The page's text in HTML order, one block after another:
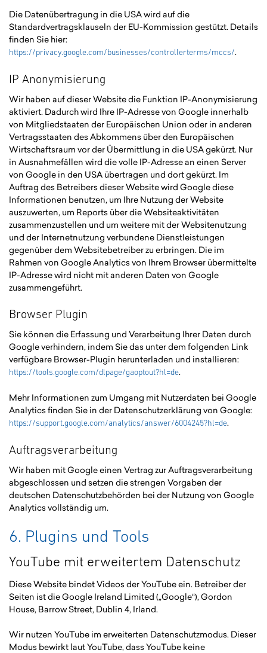
Die Datenübertragung in die USA wird auf die
Standardvertragsklauseln der EU-Kommission gestützt. Details
finden Sie hier:
https://privacy.google.com/businesses/controllerterms/mccs/.
IP Anonymisierung
Wir haben auf dieser Website die Funktion IP-Anonymisierung
aktiviert. Dadurch wird Ihre IP-Adresse von Google innerhalb
von Mitgliedstaaten der Europäischen Union oder in anderen
Vertragsstaaten des Abkommens über den Europäischen
Wirtschaftsraum vor der Übermittlung in die USA gekürzt. Nur
in Ausnahmefällen wird die volle IP-Adresse an einen Server
von Google in den USA übertragen und dort gekürzt. Im
Auftrag des Betreibers dieser Website wird Google diese
Informationen benutzen, um Ihre Nutzung der Website
auszuwerten, um Reports über die Websiteaktivitäten
zusammenzustellen und um weitere mit der Websitenutzung
und der Internetnutzung verbundene Dienstleistungen
gegenüber dem Websitebetreiber zu erbringen. Die im
Rahmen von Google Analytics von Ihrem Browser übermittelte
IP-Adresse wird nicht mit anderen Daten von Google
zusammengeführt.
Browser Plugin
Sie können die Erfassung und Verarbeitung Ihrer Daten durch
Google verhindern, indem Sie das unter dem folgenden Link
verfügbare Browser-Plugin herunterladen und installieren:
https://tools.google.com/dlpage/gaoptout?hl=de.
Mehr Informationen zum Umgang mit Nutzerdaten bei Google
Analytics finden Sie in der Datenschutzerklärung von Google:
https://support.google.com/analytics/answer/6004245?hl=de.
Auftragsverarbeitung
Wir haben mit Google einen Vertrag zur Auftragsverarbeitung
abgeschlossen und setzen die strengen Vorgaben der
deutschen Datenschutzbehörden bei der Nutzung von Google
Analytics vollständig um.
6. Plugins und Tools
YouTube mit erweitertem Datenschutz
Diese Website bindet Videos der YouTube ein. Betreiber der
Seiten ist die Google Ireland Limited („Google“), Gordon
House, Barrow Street, Dublin 4, Irland.
Wir nutzen YouTube im erweiterten Datenschutzmodus. Dieser
Modus bewirkt laut YouTube, dass YouTube keine